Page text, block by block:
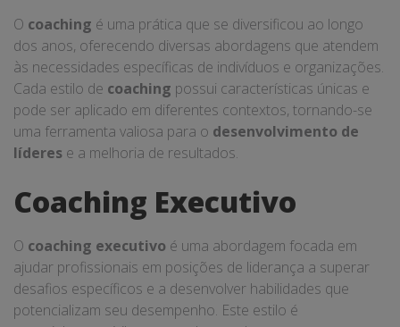
O coaching é uma prática que se diversificou ao longo
dos anos, oferecendo diversas abordagens que atendem
às necessidades específicas de indivíduos e organizações.
Cada estilo de coaching possui características únicas e
pode ser aplicado em diferentes contextos, tornando-se
uma ferramenta valiosa para o desenvolvimento de
líderes e a melhoria de resultados.
Coaching Executivo
O coaching executivo é uma abordagem focada em
ajudar profissionais em posições de liderança a superar
desafios específicos e a desenvolver habilidades que
potencializam seu desempenho. Este estilo é